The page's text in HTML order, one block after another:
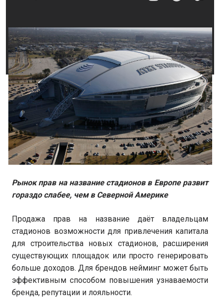
Рынок прав на название стадионов в Европе развит
гораздо слабее, чем в Северной Америке
Продажа прав на название даёт владельцам
стадионов возможности для привлечения капитала
для строительства новых стадионов, расширения
существующих площадок или просто генерировать
больше доходов. Для брендов нейминг может быть
эффективным способом повышения узнаваемости
бренда, репутации и лояльности.